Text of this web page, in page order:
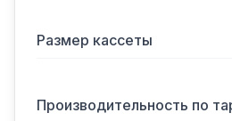
Размер кассеты
Производительность по